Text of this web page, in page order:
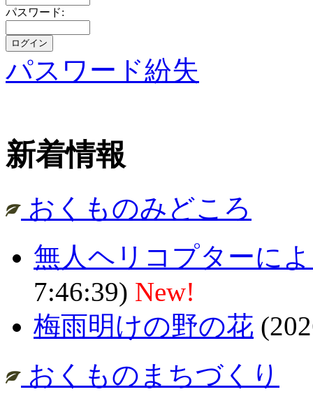
パスワード:
パスワード紛失
新着情報
おくものみどころ
無人ヘリコプターに
7:46:39) New!
梅雨明けの野の花
おくものまちづくり